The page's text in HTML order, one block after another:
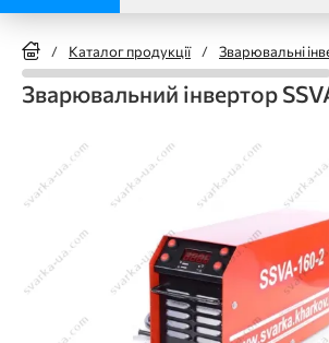
/ Каталог продукції / Зварювальні
Зварювальний інвертор